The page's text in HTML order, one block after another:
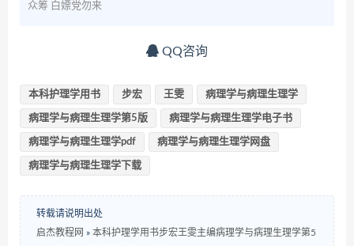
众筹 白嫖党勿来
QQ咨询
本科护理学用书 步宏 王雯 病理学与病理生理学
病理学与病理生理学第5版 病理学与病理生理学电子书
病理学与病理生理学pdf 病理学与病理生理学网盘
病理学与病理生理学下载
转载请说明出处
启杰教程网 » 本科护理学用书步宏王雯主编病理学与病理生理学第5